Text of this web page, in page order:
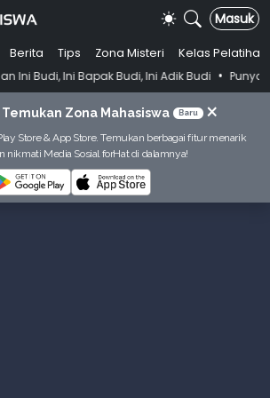
Masuk
Berita Tips Zona Misteri
Kelas Pelatihan
Bapak Budi, Ini Adik Budi • Punya Tujuan
Zona Mahasiswa Baru ×
Store & App Store. Temukan berbagai fitur menarik
nikmati Media Sosial forHat di dalamnya!